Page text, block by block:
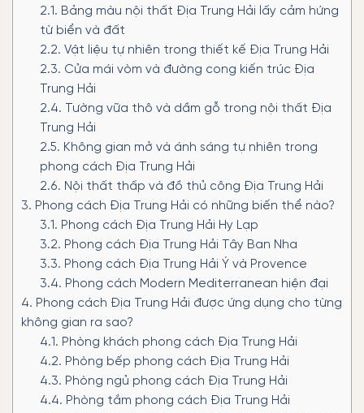
2.1. Bảng màu nội thất Địa Trung Hải lấy cảm hứng
từ biển và đất
2.2. Vật liệu tự nhiên trong thiết kế Địa Trung Hải
2.3. Cửa mái vòm và đường cong kiến trúc Địa
Trung Hải
2.4. Tường vữa thô và dầm gỗ trong nội thất Địa
Trung Hải
2.5. Không gian mở và ánh sáng tự nhiên trong
phong cách Địa Trung Hải
2.6. Nội thất thấp và đồ thủ công Địa Trung Hải
3. Phong cách Địa Trung Hải có những biến thể nào?
3.1. Phong cách Địa Trung Hải Hy Lạp
3.2. Phong cách Địa Trung Hải Tây Ban Nha
3.3. Phong cách Địa Trung Hải Ý và Provence
3.4. Phong cách Modern Mediterranean hiện đại
4. Phong cách Địa Trung Hải được ứng dụng cho từng
không gian ra sao?
4.1. Phòng khách phong cách Địa Trung Hải
4.2. Phòng bếp phong cách Địa Trung Hải
4.3. Phòng ngủ phong cách Địa Trung Hải
4.4. Phòng tắm phong cách Địa Trung Hải